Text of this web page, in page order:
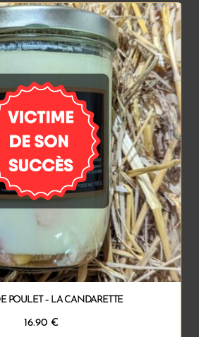
POULET – LA CANDARETTE
16.90 €